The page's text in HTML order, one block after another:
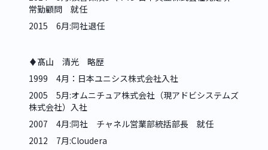
常勤顧問　就任
2015　6月:同社退任
♦︎髙山　清光　略歴
1999　4月：日本ユニシス株式会社入社
2005　5月:オムニチュア株式会社（現アドビシステムズ
株式会社）入社
2007　4月:同社　チャネル営業部統括部長　就任
2012　7月:Cloudera